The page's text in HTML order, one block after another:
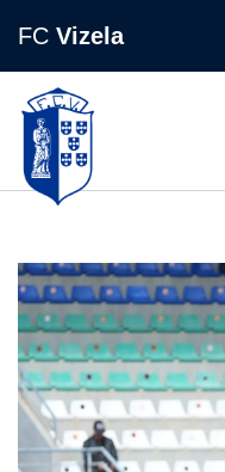
FC Vizela